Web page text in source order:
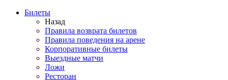
Билеты
Назад
Правила возврата билетов
Правила поведения на арене
Корпоративные билеты
Выездные матчи
Ложи
Ресторан